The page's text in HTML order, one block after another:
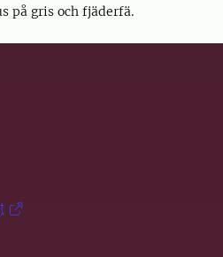
på gris och fjäderfä.